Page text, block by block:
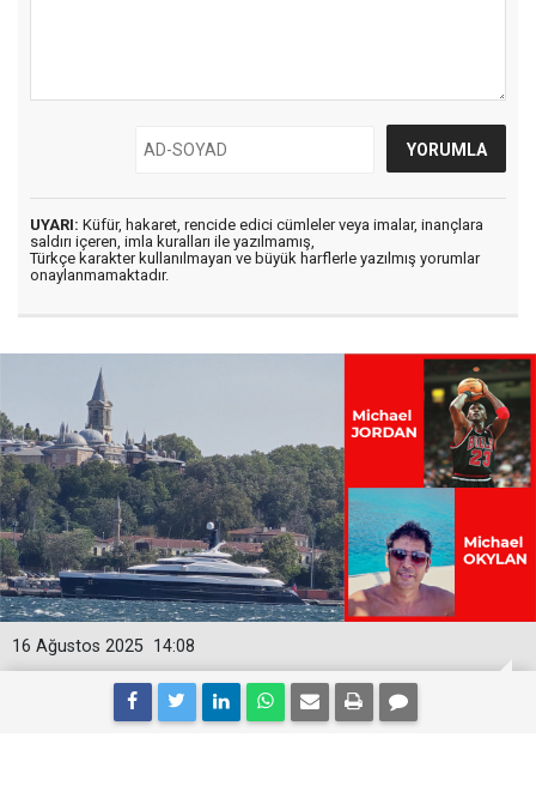
UYARI: Küfür, hakaret, rencide edici cümleler veya imalar, inançlara
saldırı içeren, imla kuralları ile yazılmamış,
Türkçe karakter kullanılmayan ve büyük harflerle yazılmış yorumlar
onaylanmamaktadır.
14:08
16 Ağustos 2025